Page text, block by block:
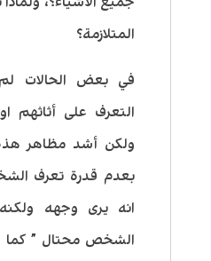
المتلازمة؟
في بعض الحالات
التعرف على أثاثهم
ولكن أشد مظاهر هذه
بعدم قدرة تعرف
انه يرى وجهه
الشخص محتال ” كما